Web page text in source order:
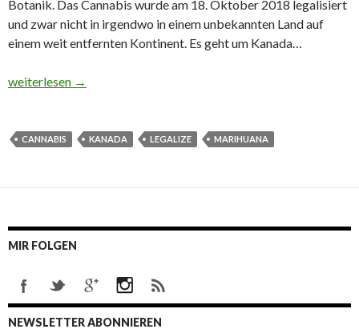
Botanik. Das Cannabis wurde am 18. Oktober 2018 legalisiert
und zwar nicht in irgendwo in einem unbekannten Land auf
einem weit entfernten Kontinent. Es geht um Kanada…
Kanada und sein Cannabis – Ein Blick über den Ozean
weiterlesen →
CANNABIS KANADA LEGALIZE MARIHUANA
MIR FOLGEN
NEWSLETTER ABONNIEREN